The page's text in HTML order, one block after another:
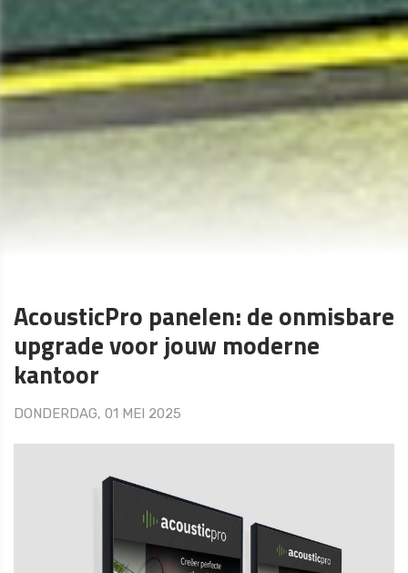
AcousticPro panelen: de onmisbare
upgrade voor jouw moderne
kantoor
DONDERDAG, 01 MEI 2025